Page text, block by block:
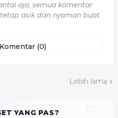
aja, semua komentar
asik dan nyaman buat
(0)
Lebih lama
YANG PAS?